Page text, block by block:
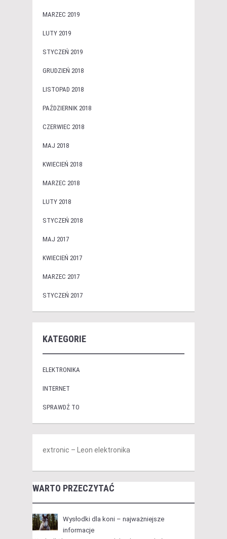
MARZEC 2019
LUTY 2019
STYCZEŃ 2019
GRUDZIEŃ 2018
LISTOPAD 2018
PAŹDZIERNIK 2018
CZERWIEC 2018
MAJ 2018
KWIECIEŃ 2018
MARZEC 2018
LUTY 2018
STYCZEŃ 2018
MAJ 2017
KWIECIEŃ 2017
MARZEC 2017
STYCZEŃ 2017
KATEGORIE
ELEKTRONIKA
INTERNET
SPRAWDŹ TO
extronic – Leon elektronika
WARTO PRZECZYTAĆ
Wysłodki dla koni – najważniejsze
informacje